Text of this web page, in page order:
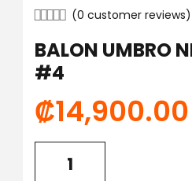
(0 customer reviews)
BALON UMBRO
#4
₡14,900.00